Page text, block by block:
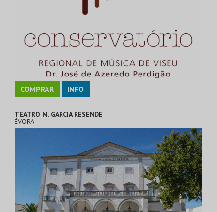
COMPRAR INFO
TEATRO M. GARCIA RESENDE
ÉVORA